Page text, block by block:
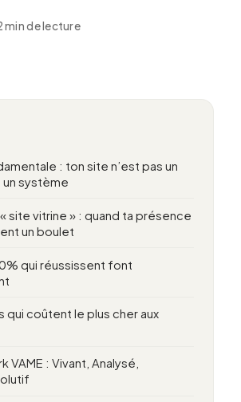
min de lecture
: ton site n’est pas un
système
site vitrine » : quand ta présence
un boulet
qui réussissent font
qui coûtent le plus cher aux
VAME : Vivant, Analysé,